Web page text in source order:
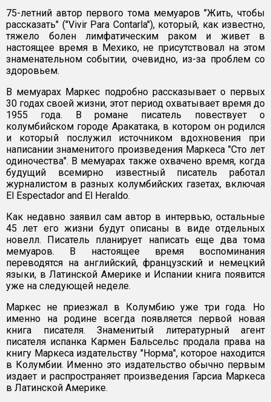
75-летний автор первого тома мемуаров "Жить, чтобы
рассказать" ("Vivir Para Contarla"), который, как известно,
тяжело болен лимфатическим раком и живет в
настоящее время в Мехико, не присутствовал на этом
знаменательном событии, очевидно, из-за проблем со
здоровьем.
В мемуарах Маркес подробно рассказывает о первых
30 годах своей жизни, этот период охватывает время до
1955 года. В романе писатель повествует о
колумбийском городе Аракатака, в котором он родился
и который послужил источником вдохновения при
написании знаменитого произведения Маркеса "Сто лет
одиночества". В мемуарах также охвачено время, когда
будущий всемирно известный писатель работал
журналистом в разных колумбийских газетах, включая
El Espectador and El Heraldo.
Как недавно заявил сам автор в интервью, остальные
45 лет его жизни будут описаны в виде отдельных
новелл. Писатель планирует написать еще два тома
мемуаров. В настоящее время воспоминания
переводятся на английский, французский и немецкий
языки, в Латинской Америке и Испании книга появится
уже на следующей неделе.
Маркес не приезжал в Колумбию уже три года. Но
именно на родине всегда появляется первой новая
книга писателя. Знаменитый литературный агент
писателя испанка Кармен Бальсельс продала права на
книгу Маркеса издательству "Норма", которое находится
в Колумбии. Именно это издательство обычно первым
издает и распространяет произведения Гарсиа Маркеса
в Латинской Америке.